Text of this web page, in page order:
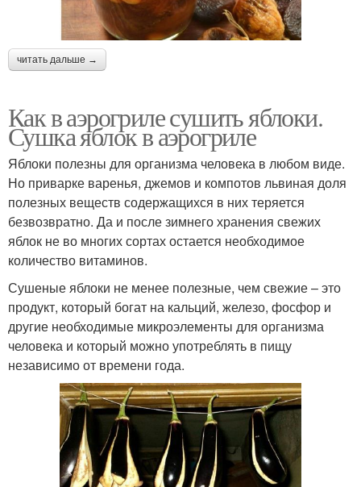
читать дальше →
Как в аэрогриле сушить яблоки.
Сушка яблок в аэрогриле
Яблоки полезны для организма человека в любом виде.
Но приварке варенья, джемов и компотов львиная доля
полезных веществ содержащихся в них теряется
безвозвратно. Да и после зимнего хранения свежих
яблок не во многих сортах остается необходимое
количество витаминов.
Сушеные яблоки не менее полезные, чем свежие – это
продукт, который богат на кальций, железо, фосфор и
другие необходимые микроэлементы для организма
человека и который можно употреблять в пищу
независимо от времени года.